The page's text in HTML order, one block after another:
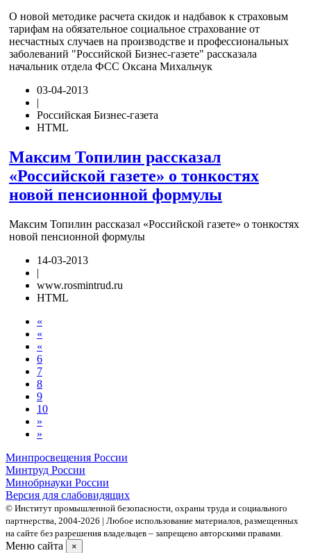
О новой методике расчета скидок и надбавок к страховым
тарифам на обязательное социальное страхование от
несчастных случаев на производстве и профессиональных
заболеваний "Российской Бизнес-газете" рассказала
начальник отдела ФСС Оксана Михальчук
03-04-2013
|
Российская Бизнес-газета
HTML
Максим Топилин рассказал
«Российской газете» о тонкостях
новой пенсионной формулы
Максим Топилин рассказал «Российской газете» о тонкостях
новой пенсионной формулы
14-03-2013
|
www.rosmintrud.ru
HTML
«
«
«
6
7
8
9
10
»
»
Минпросвещения России
Минтруд России
Минобрнауки России
Версия для слабовидящих
© Институт промышленной безопасности, охраны труда и социального
партнерства, 2004- 2026 | Любое использование материалов, размещенных
на сайте без разрешения владельцев – запрещено авторскими правами.
Меню сайта ×